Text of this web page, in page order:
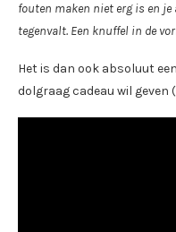
fouten maken niet erg is en
tegenvalt. Een knuffel in de
Het is dan ook absoluut
dolgraag cadeau wil geven